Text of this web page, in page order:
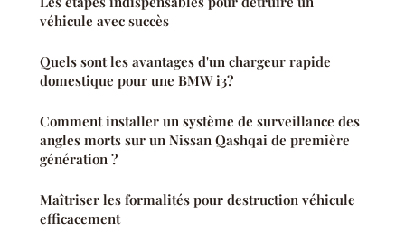
véhicule avec succès
Quels sont les avantages d'un chargeur rapide
domestique pour une BMW i3?
Comment installer un système de surveillance des
angles morts sur un Nissan Qashqai de première
génération ?
Maîtriser les formalités pour destruction véhicule
efficacement